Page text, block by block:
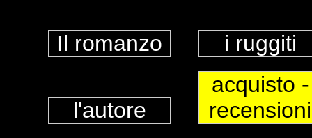
Il romanzo i ruggiti
l'autore
acquisto -
recensioni